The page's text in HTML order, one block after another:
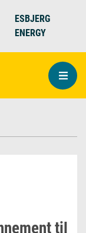
ESBJERG
ENERGY
til